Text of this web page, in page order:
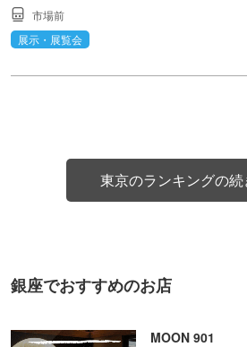
市場前
展示・展覧会
東京のランキングの続
銀座でおすすめのお店
MOON 901